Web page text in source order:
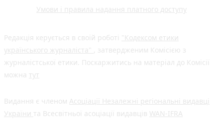
Умови і правила надання платного доступу
Редакція керується в своїй роботі "Кодексом етики
українського журналіста" , затвердженим Комісією з
журналістської етики. Поскаржитись на матеріал до Комісії
можна тут
Видання є членом Асоціації Незалежні регіональні видавці
України та Всесвітньої асоціації видавців WAN-IFRA